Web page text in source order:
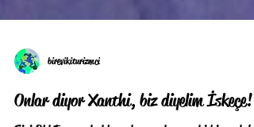
birevikiturizmci